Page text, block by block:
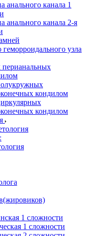
анального канала 1
анального канала 2-я
узла
перианальных
кондилом
кондилом
1 сложности
1 сложности